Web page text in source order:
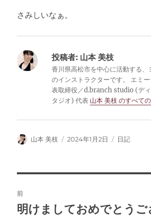
さみしいなぁ。
投稿者: 山本 美枝
香川県高松市を中心に活動する、
のインストラクターです。 エミ
表取締役／d.branch studio (ディ
タジオ) 代表 山本 美枝 のすべて
投
山本 美枝
投
2024年1月2日
カ
日記
稿
前
前
明けましておめでとうご